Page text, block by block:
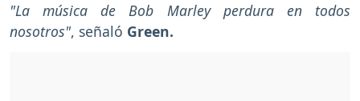
"La música de Bob Marley perdura en todos
nosotros", señaló Green.